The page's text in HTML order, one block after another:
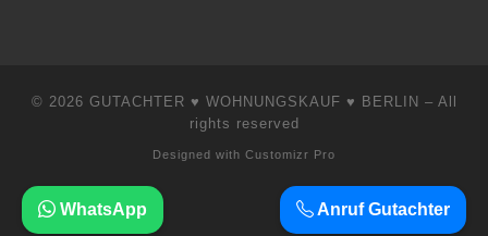
© 2026 GUTACHTER ♥ WOHNUNGSKAUF ♥ BERLIN – All
rights reserved
Designed with Customizr Pro
Anruf Gutachter
WhatsApp